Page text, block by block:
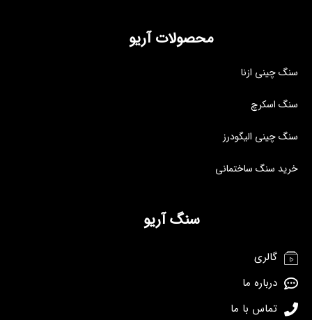
محصولات آریو
سنگ چینی ازنا
سنگ اسکرچ
سنگ چینی الیگودرز
خرید سنگ ساختمانی
سنگ آریو
گالری
درباره ما
تماس با ما